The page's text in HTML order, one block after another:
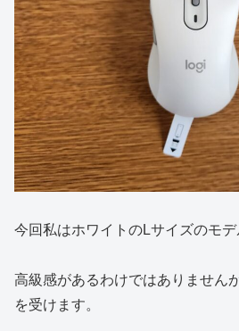
今回私はホワイトのLサイズのモデ
高級感があるわけではありません
を受けます。